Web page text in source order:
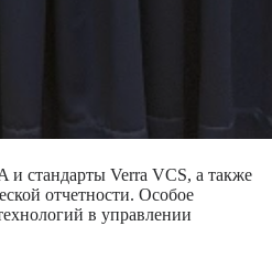
и стандарты Verra VCS, а также
отчетности. Особое
в управлении